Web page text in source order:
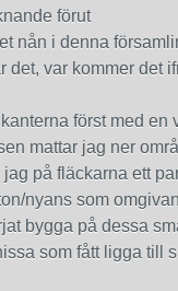
förut
nån i denna
det, var kommer det
först med en
mattar jag ner
på fläckarna ett
nyans som
bygga på dessa
som fått ligga till